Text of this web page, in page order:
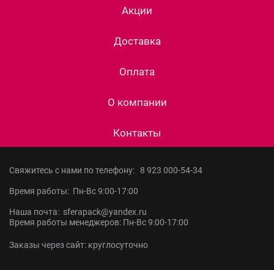
Акции
Доставка
Оплата
О компании
Контакты
Свяжитесь с нами по телефону: 8 923 000-54-34
Время работы: Пн-Вс 9:00-17:00
Наша почта: sferapack@yandex.ru
Время работы менеджеров: Пн-Вс 9:00-17:00
Заказы через сайт: круглосуточно